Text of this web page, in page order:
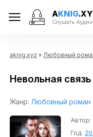
AKNIG
Слушать
aknig.xyz » Любовный
Невольная связь
Жанр: Любовный роман
Автор:
Год: